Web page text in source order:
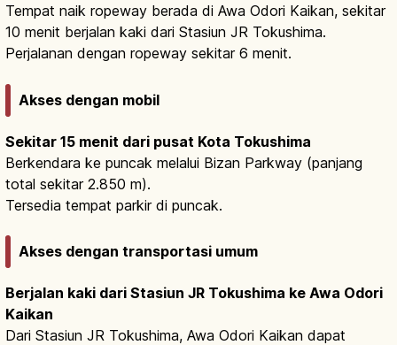
Tempat naik ropeway berada di Awa Odori Kaikan, sekitar
10 menit berjalan kaki dari Stasiun JR Tokushima.
Perjalanan dengan ropeway sekitar 6 menit.
Akses dengan mobil
Sekitar 15 menit dari pusat Kota Tokushima
Berkendara ke puncak melalui Bizan Parkway (panjang
total sekitar 2.850 m).
Tersedia tempat parkir di puncak.
Akses dengan transportasi umum
Berjalan kaki dari Stasiun JR Tokushima ke Awa Odori
Kaikan
Dari Stasiun JR Tokushima, Awa Odori Kaikan dapat